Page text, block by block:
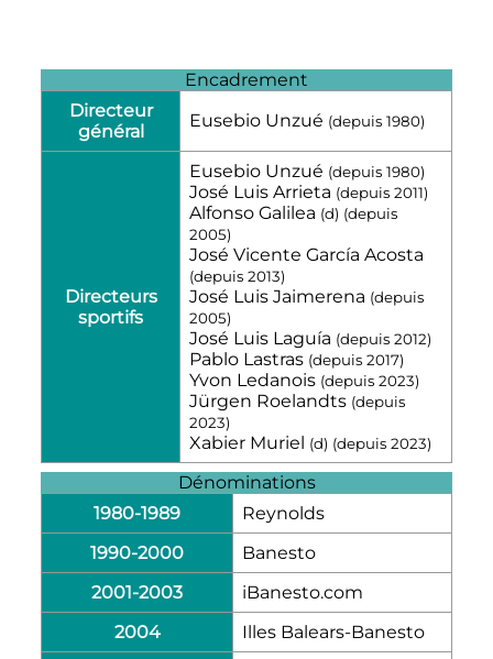
Encadrement
Directeur
général
Eusebio Unzué (depuis 1980)
Directeurs
sportifs
Eusebio Unzué (depuis 1980)
José Luis Arrieta (depuis 2011)
Alfonso Galilea (d) (depuis
2005)
José Vicente García Acosta
(depuis 2013)
José Luis Jaimerena (depuis
2005)
José Luis Laguía (depuis 2012)
Pablo Lastras (depuis 2017)
Yvon Ledanois (depuis 2023)
Jürgen Roelandts (depuis
2023)
Xabier Muriel (d) (depuis 2023)
Dénominations
1980-1989
Reynolds
1990-2000
Banesto
2001-2003
iBanesto.com
2004
Illes Balears-Banesto